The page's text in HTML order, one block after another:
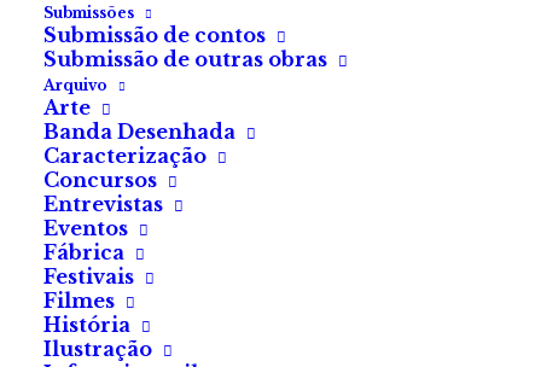
Submissões
Submissão de contos
Submissão de outras obras
Arquivo
Arte
Banda Desenhada
Caracterização
Concursos
Entrevistas
Eventos
Fábrica
Festivais
Filmes
História
Ilustração
Maria Varanda